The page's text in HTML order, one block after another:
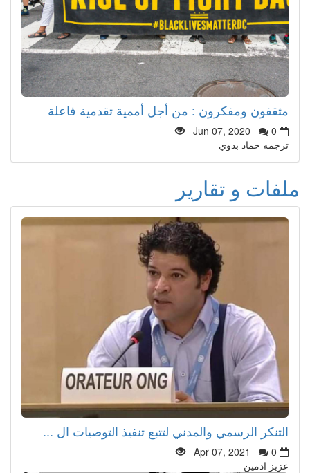
مثقفون ومفكرون : من أجل أممية تقدمية فاعلة
Jun 07, 2020
0
ترجمه حماد بدوي
ملفات و تقارير
التنكر الرسمي والمدني لتتبع تنفيذ التوصيات ال ...
Apr 07, 2021
0
عزيز ادمين